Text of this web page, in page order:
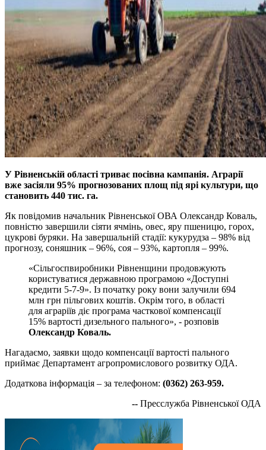
У Рівненській області триває посівна кампанія. Аграрії
вже засіяли 95% прогнозованих площ під ярі культури, що
становить 440 тис. га.
Як повідомив начальник Рівненської ОВА Олександр Коваль,
повністю завершили сіяти ячмінь, овес, яру пшеницю, горох,
цукрові буряки. На завершальній стадії: кукурудза – 98% від
прогнозу, соняшник – 96%, соя – 93%, картопля – 99%.
«Сільгоспвиробники Рівненщини продовжують
користуватися державною програмою «Доступні
кредити 5-7-9». Із початку року вони залучили 694
млн грн пільгових коштів. Окрім того, в області
для аграріїв діє програма часткової компенсації
15% вартості дизельного пального», - розповів
Олександр Коваль.
Нагадаємо, заявки щодо компенсації вартості пального
приймає Департамент агропромислового розвитку ОДА.
Додаткова інформація – за телефоном: (0362) 263-959.
-- Пресслужба Рівненської ОДА